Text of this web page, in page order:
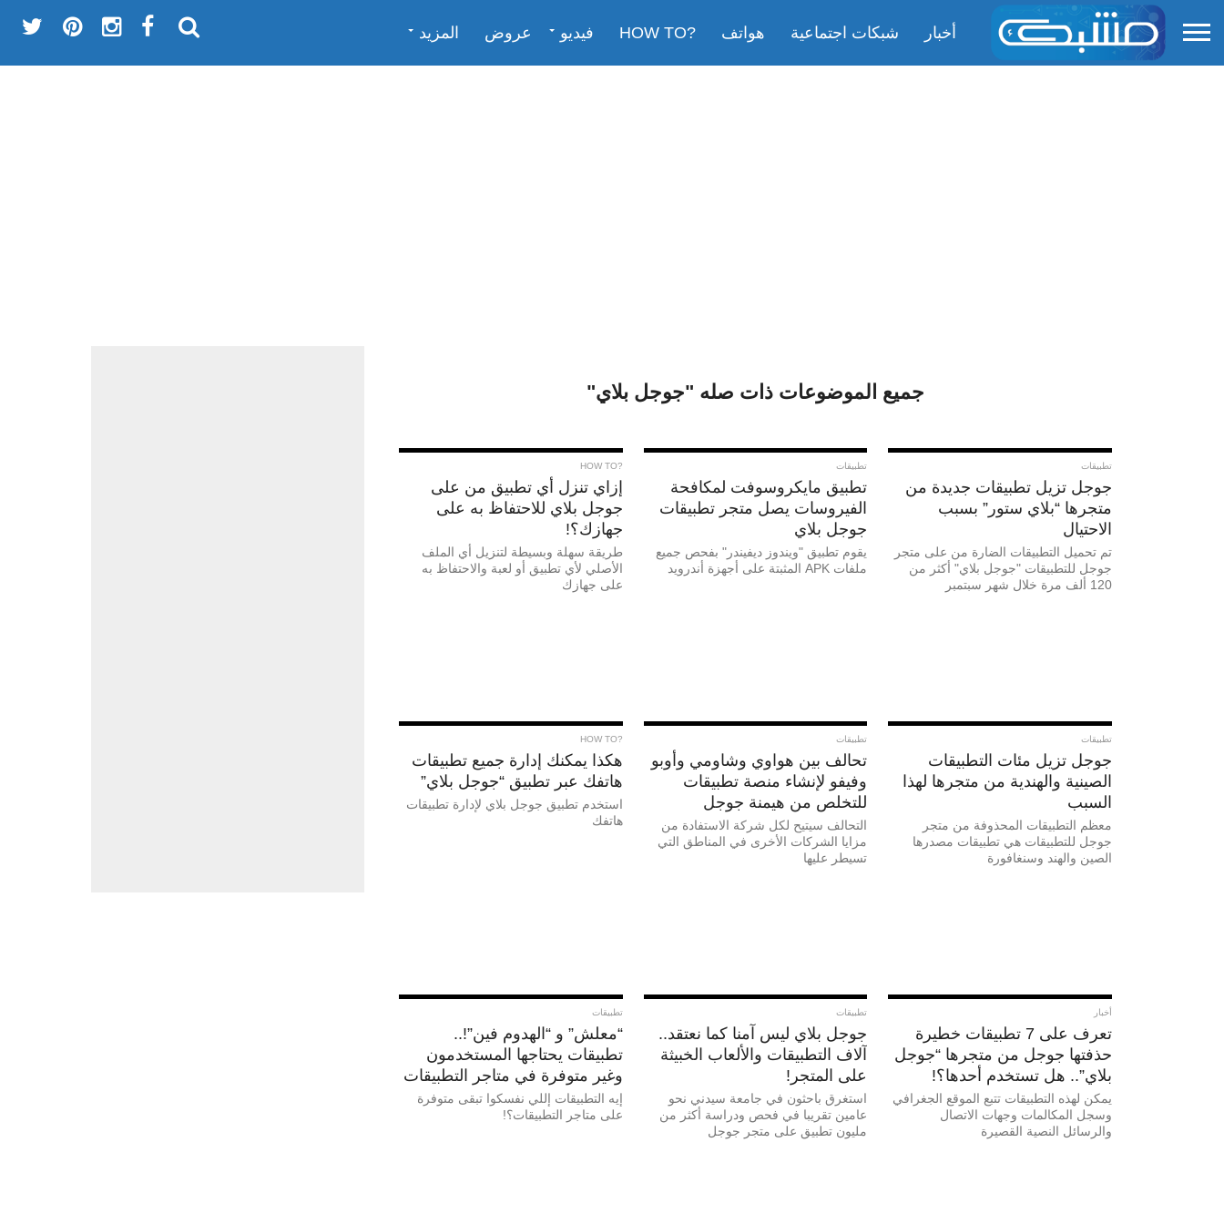
أخبار شبكات اجتماعية هواتف ?HOW TO فيديو عروض المزيد
جميع الموضوعات ذات صله "جوجل بلاي"
تطبيقات
جوجل تزيل تطبيقات جديدة من
متجرها “بلاي ستور” بسبب
الاحتيال
تم تحميل التطبيقات الضارة من على متجر
جوجل للتطبيقات "جوجل بلاي" أكثر من
120 ألف مرة خلال شهر سبتمبر
تطبيقات
تطبيق مايكروسوفت لمكافحة
الفيروسات يصل متجر تطبيقات
جوجل بلاي
يقوم تطبيق "ويندوز ديفيندر" بفحص جميع
ملفات APK المثبتة على أجهزة أندرويد
?HOW TO
إزاي تنزل أي تطبيق من على
جوجل بلاي للاحتفاظ به على
جهازك؟!
طريقة سهلة وبسيطة لتنزيل أي الملف
الأصلي لأي تطبيق أو لعبة والاحتفاظ به
على جهازك
تطبيقات
جوجل تزيل مئات التطبيقات
الصينية والهندية من متجرها لهذا
السبب
معظم التطبيقات المحذوفة من متجر
جوجل للتطبيقات هي تطبيقات مصدرها
الصين والهند وسنغافورة
تطبيقات
تحالف بين هواوي وشاومي وأوبو
وفيفو لإنشاء منصة تطبيقات
للتخلص من هيمنة جوجل
التحالف سيتيح لكل شركة الاستفادة من
مزايا الشركات الأخرى في المناطق التي
تسيطر عليها
?HOW TO
هكذا يمكنك إدارة جميع تطبيقات
هاتفك عبر تطبيق “جوجل بلاي”
استخدم تطبيق جوجل بلاي لإدارة تطبيقات
هاتفك
أخبار
تعرف على 7 تطبيقات خطيرة
حذفتها جوجل من متجرها “جوجل
بلاي”.. هل تستخدم أحدها؟!
يمكن لهذه التطبيقات تتبع الموقع الجغرافي
وسجل المكالمات وجهات الاتصال
والرسائل النصية القصيرة
تطبيقات
جوجل بلاي ليس آمنا كما نعتقد..
آلاف التطبيقات والألعاب الخبيثة
على المتجر!
استغرق باحثون في جامعة سيدني نحو
عامين تقريبا في فحص ودراسة أكثر من
مليون تطبيق على متجر جوجل
تطبيقات
“معلش” و “الهدوم فين”!..
تطبيقات يحتاجها المستخدمون
وغير متوفرة في متاجر التطبيقات
إيه التطبيقات إللي نفسكوا تبقى متوفرة
على متاجر التطبيقات؟!